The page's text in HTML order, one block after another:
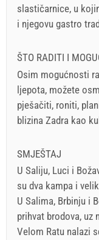
slastičarnice, u
i njegovu gastro
ŠTO RADITI I
Osim mogućnosti
ljepota, možete
pješačiti, roniti,
blizina Zadra kao
SMJEŠTAJ
U Saliju, Luci i
su dva kampa i
U Salima, Brbinju i
prihvat brodova, uz
Velom Ratu nalazi